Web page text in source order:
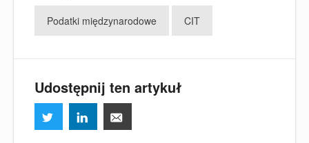
Podatki międzynarodowe CIT
Udostępnij ten artykuł